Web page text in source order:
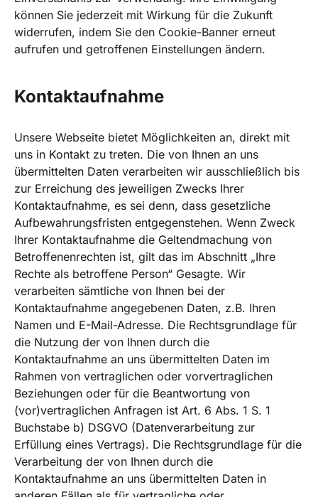
können Sie jederzeit mit Wirkung für die Zukunft
widerrufen, indem Sie den Cookie-Banner erneut
aufrufen und getroffenen Einstellungen ändern.
Kontaktaufnahme
Unsere Webseite bietet Möglichkeiten an, direkt mit
uns in Kontakt zu treten. Die von Ihnen an uns
übermittelten Daten verarbeiten wir ausschließlich bis
zur Erreichung des jeweiligen Zwecks Ihrer
Kontaktaufnahme, es sei denn, dass gesetzliche
Aufbewahrungsfristen entgegenstehen. Wenn Zweck
Ihrer Kontaktaufnahme die Geltendmachung von
Betroffenenrechten ist, gilt das im Abschnitt „Ihre
Rechte als betroffene Person“ Gesagte. Wir
verarbeiten sämtliche von Ihnen bei der
Kontaktaufnahme angegebenen Daten, z.B. Ihren
Namen und E-Mail-Adresse. Die Rechtsgrundlage für
die Nutzung der von Ihnen durch die
Kontaktaufnahme an uns übermittelten Daten im
Rahmen von vertraglichen oder vorvertraglichen
Beziehungen oder für die Beantwortung von
(vor)vertraglichen Anfragen ist Art. 6 Abs. 1 S. 1
Buchstabe b) DSGVO (Datenverarbeitung zur
Erfüllung eines Vertrags). Die Rechtsgrundlage für die
Verarbeitung der von Ihnen durch die
Kontaktaufnahme an uns übermittelten Daten in